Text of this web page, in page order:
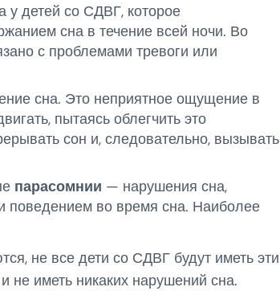
детей со СДВГ, которое
сна в течение всей ночи. Во
с проблемами тревоги или
сна. Это неприятное ощущение в
пытаясь облегчить это
сон и, следовательно, вызывать
парасомнии — нарушения сна,
поведением во время сна. Наиболее
не все дети со СДВГ будут иметь эти
не иметь никаких нарушений сна.